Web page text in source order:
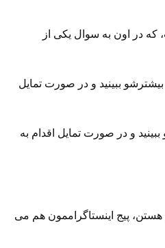
در اون به سوال یکی از
ببینید و در صورت تمایل
و در صورت تمایل اقدام به
⁠⁠پیج اینستاگراممون⁠⁠ هم می